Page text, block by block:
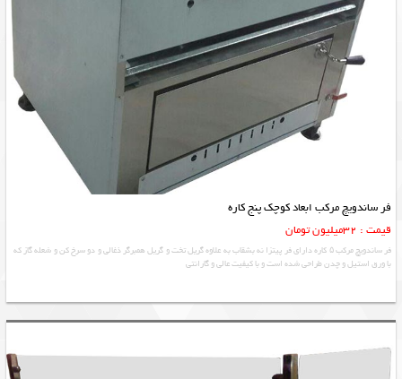
فر ساندویچ مرکب ابعاد کوچک پنج کاره
قیمت : 32میلیون تومان
فر ساندویچ مرکب ۵ کاره دارای فر پیتزا نه بشقاب به علاوه گریل تخت و گریل همبرگر ذغالی و دو سرخ کن و شعله گاز که
با ورق استیل و چدن طراحی شده است و با کیفیت عالی و گارانتی